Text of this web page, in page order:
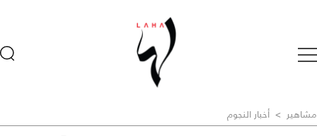
مشاهير > أخبار النجوم